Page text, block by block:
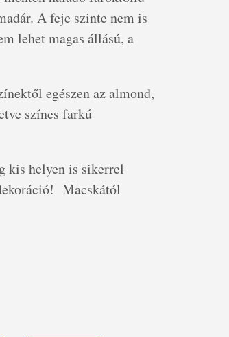
A feje szinte nem is
lehet magas állású, a
egészen az almond,
színes farkú
kis helyen is sikerrel
Macskától